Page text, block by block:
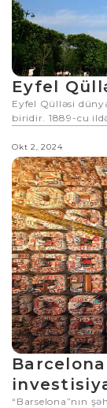
Eyfel
Eyfel Qülləsi
biridir. 1889-cu
Okt 2, 2024
“Barselona”nın